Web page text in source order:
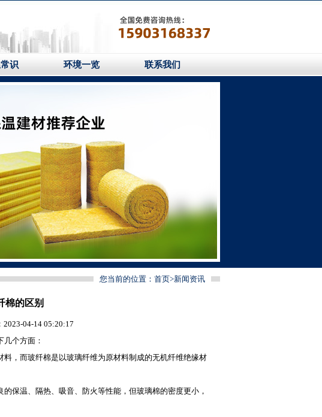
识 环境一览 联系我们
您当前的位置： 首页>新闻资讯
棉的区别
04-14 05:20:17
个方面：
，而玻纤棉是以玻璃纤维为原材料制成的无机纤维绝缘材
保温、隔热、吸音、防火等性能，但玻璃棉的密度更小，